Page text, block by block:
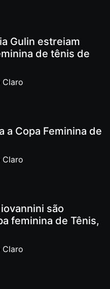
Gulin estreiam
de tênis de
Claro
a Copa Feminina de
Claro
são
feminina de Tênis,
Claro